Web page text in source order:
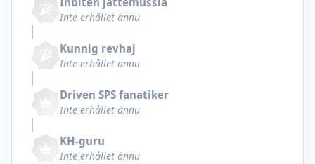
Inte erhållet ännu
Kunnig revhaj
Inte erhållet ännu
Driven SPS fanatiker
Inte erhållet ännu
KH-guru
Inte erhållet ännu